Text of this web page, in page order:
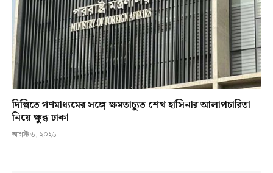
দিল্লিতে গণমাধ্যমের সঙ্গে ক্ষমতাচ্যুত শেখ হাসিনার আলাপচারিতা
নিয়ে ক্ষুব্ধ ঢাকা
আগস্ট ৬, ২০২৬